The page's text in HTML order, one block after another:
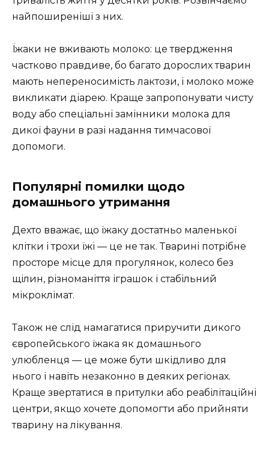
найпоширеніші з них.
Їжаки не вживають молоко: це твердження
частково правдиве, бо багато дорослих тварин
мають непереносимість лактози, і молоко може
викликати діарею. Краще запропонувати чисту
воду або спеціальні замінники молока для
дикої фауни в разі надання тимчасової
допомоги.
Популярні помилки щодо
домашнього утримання
Дехто вважає, що їжаку достатньо маленької
клітки і трохи їжі — це не так. Тварині потрібне
просторе місце для прогулянок, колесо без
щілин, різноманіття іграшок і стабільний
мікроклімат.
Також не слід намагатися приручити дикого
європейського їжака як домашнього
улюбленця — це може бути шкідливо для
нього і навіть незаконно в деяких регіонах.
Краще звертатися в притулки або реабілітаційні
центри, якщо хочете допомогти або прийняти
тварину на лікування.